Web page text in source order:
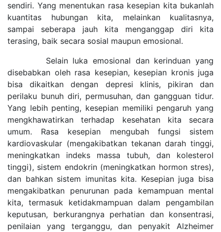
sendiri. Yang menentukan rasa kesepian kita bukanlah
kuantitas hubungan kita, melainkan kualitasnya,
sampai seberapa jauh kita menganggap diri kita
terasing, baik secara sosial maupun emosional.
Selain luka emosional dan kerinduan yang
disebabkan oleh rasa kesepian, kesepian kronis juga
bisa dikaitkan dengan depresi klinis, pikiran dan
perilaku bunuh diri, permusuhan, dan gangguan tidur.
Yang lebih penting, kesepian memiliki pengaruh yang
mengkhawatirkan terhadap kesehatan kita secara
umum. Rasa kesepian mengubah fungsi sistem
kardiovaskular (mengakibatkan tekanan darah tinggi,
meningkatkan indeks massa tubuh, dan kolesterol
tinggi), sistem endokrin (meningkatkan hormon stres),
dan bahkan sistem imunitas kita. Kesepian juga bisa
mengakibatkan penurunan pada kemampuan mental
kita, termasuk ketidakmampuan dalam pengambilan
keputusan, berkurangnya perhatian dan konsentrasi,
penilaian yang terganggu, dan penyakit Alzheimer